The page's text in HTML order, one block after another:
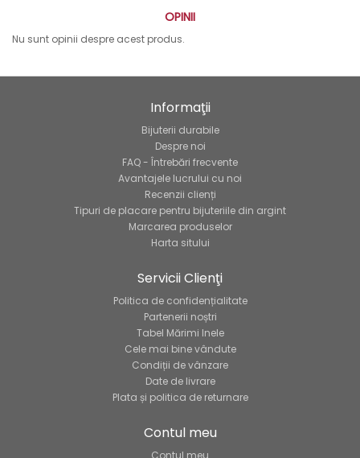
OPINII
Nu sunt opinii despre acest produs.
Informaţii
Bijuterii durabile
Despre noi
FAQ - Întrebări frecvente
Avantajele lucrului cu noi
Recenzii clienți
Tipuri de placare pentru bijuteriile din argint
Marcarea produselor
Harta sitului
Servicii Clienţi
Politica de confidențialitate
Partenerii noștri
Tabel Mărimi Inele
Cele mai bine vândute
Condiții de vânzare
Date de livrare
Plata și politica de returnare
Contul meu
Contul meu